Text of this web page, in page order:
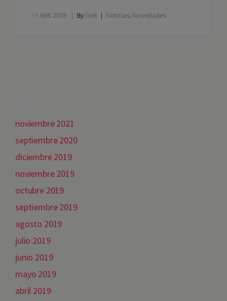
18ABR 2018 ByGelt Noticias, Novedades
noviembre 2021
septiembre 2020
diciembre 2019
noviembre 2019
octubre 2019
septiembre 2019
agosto 2019
julio 2019
junio 2019
mayo 2019
abril 2019